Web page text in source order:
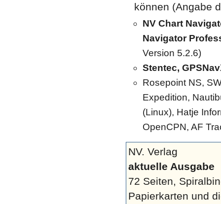
können (Angabe
NV Chart
Navigator
Version 5.2.6)
Stentec,
Rosepoint NS,
Expedition,
(Linux), Hatje
OpenCPN, AF
NV. Verlag
aktuelle Ausgabe
72 Seiten,
Papierkarten und